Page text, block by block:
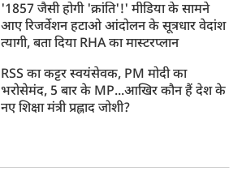
'1857 जैसी होगी 'क्रांति'!' मीडिया के सामने
आए रिजर्वेशन हटाओ आंदोलन के सूत्रधार वेदांश
त्यागी, बता दिया RHA का मास्टरप्लान
RSS का कट्टर स्वयंसेवक, PM मोदी का
भरोसेमंद, 5 बार के MP...आखिर कौन हैं देश के
नए शिक्षा मंत्री प्रह्लाद जोशी?